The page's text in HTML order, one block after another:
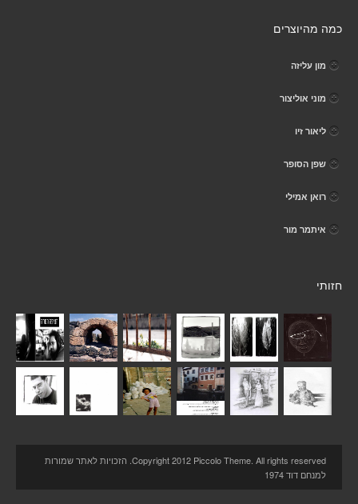
כמה מהיוצרים
מון עליזה
מוני אוליצור
ליאור זיו
שפן הסופר
רואן אמילי
איתמר מור
חזותי
Copyright 2012 Piccolo Theme. All rights reserved. הזכויות לאתר שמורות
למנחם דוד 1974